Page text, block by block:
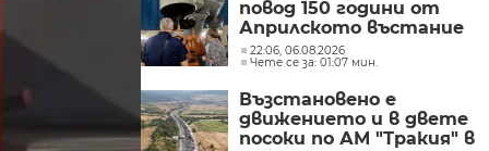
повод 150 години от
Априлското въстание
в Обсерваторията в
Рожен
22:06, 06.08.2026
Чете се за: 01:07 мин.
Възстановено е
движението и в двете
посоки по АМ "Тракия" в